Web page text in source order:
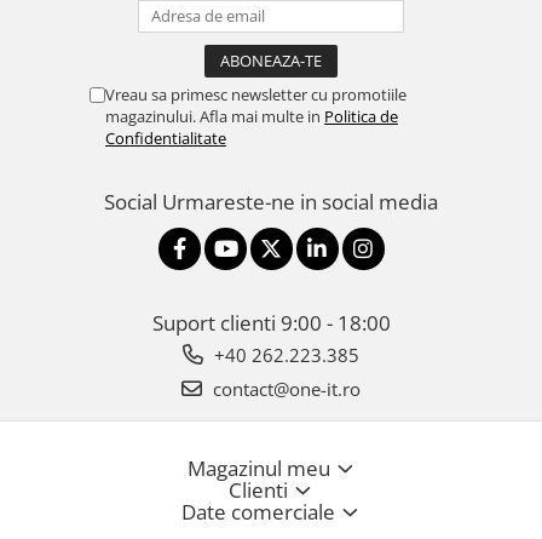
Vreau sa primesc newsletter cu promotiile
magazinului. Afla mai multe in Politica de
Confidentialitate
Social Urmareste-ne in social media
Suport clienti 9:00 - 18:00
+40 262.223.385
contact@one-it.ro
Magazinul meu
Clienti
Date comerciale